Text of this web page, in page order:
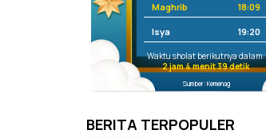
Maghrib 18:09
Isya 19:20
Waktu sholat berikutnya dalam:
2 jam 4 menit 39 detik
Sumber: Kemenag
BERITA TERPOPULER